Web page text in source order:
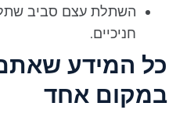
השתלת עצם סביב
חניכיים.
כל המידע שאתם
במקום אחד